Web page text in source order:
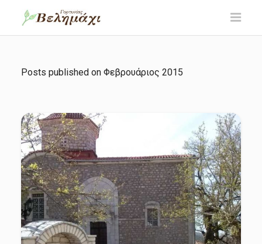
Posts published on Φεβρουάριος 2015